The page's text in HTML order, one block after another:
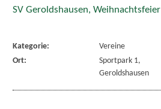
SV Geroldshausen, Weihnachtsfeier
Kategorie:
Vereine
Ort:
Sportpark 1,
Geroldshausen